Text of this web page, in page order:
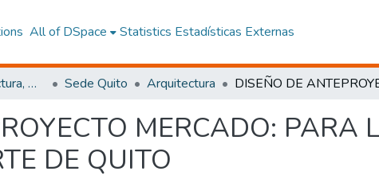
All of DSpace Statistics Estadísticas Externas
Facultad de Arquitectura, Artes y Diseño Sede Quito Arquitectura
MERCADO: PARA
DE QUITO